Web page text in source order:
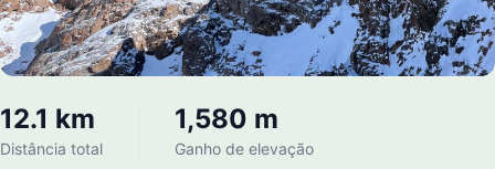
12.1 km
Distância total
1,580 m
Ganho de elevação